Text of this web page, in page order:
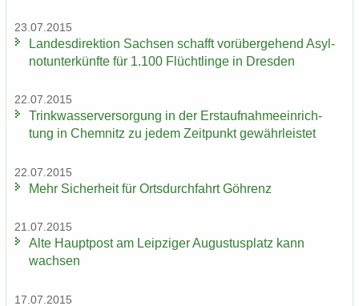
23.07.2015
Lan­des­di­rek­ti­on Sach­sen schafft vor­über­ge­hend Asyl­
not­un­ter­künf­te für 1.100 Flücht­lin­ge in Dres­den
22.07.2015
Trink­was­ser­ver­sor­gung in der Erst­auf­nah­me­ein­rich­
tung in Chem­nitz zu jedem Zeit­punkt ge­währ­leis­tet
22.07.2015
Mehr Si­cher­heit für Orts­durch­fahrt Göh­renz
21.07.2015
Alte Haupt­post am Leip­zi­ger Au­gus­tus­platz kann
wach­sen
17.07.2015